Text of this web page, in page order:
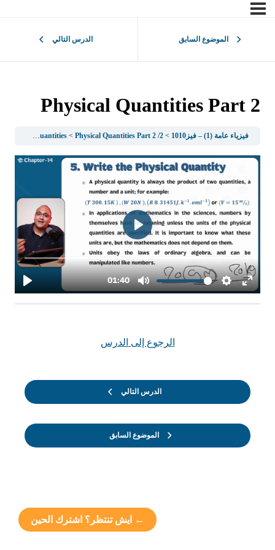
الموضوع السابق الدرس التالي
Physical Quantities Part 2
فيزياء عامة (1) – فيز1010 2/ Physical quantities
Physical Quantities Part 2
الموضوع السابق
الرجوع إلى الدرس
الدرس التالي
← ايش تنتظر؟ اشترك الحين